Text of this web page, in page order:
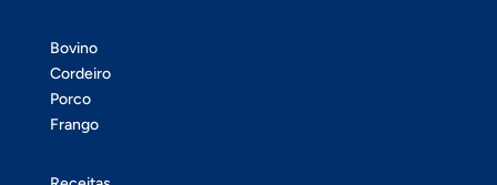
Bovino
Cordeiro
Porco
Frango